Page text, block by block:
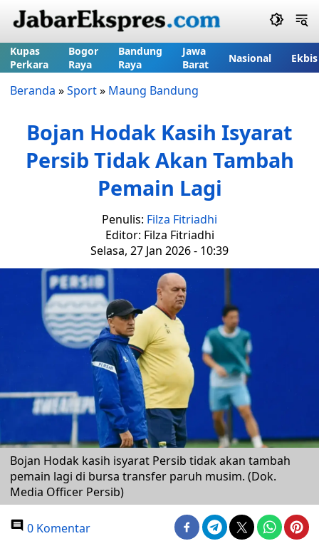
Kupas
Perkara
Bogor
Raya
Bandung
Raya
Jawa
Barat
Nasional Ekbis
Beranda »Sport» Maung Bandung
Bojan Hodak Kasih Isyarat
Persib Tidak Akan Tambah
Pemain Lagi
Penulis: Filza Fitriadhi
Editor: Filza Fitriadhi
Selasa, 27 Jan 2026 - 10:39
Bojan Hodak kasih isyarat Persib tidak akan tambah
pemain lagi di bursa transfer paruh musim. (Dok.
Media Officer Persib)
0 Komentar